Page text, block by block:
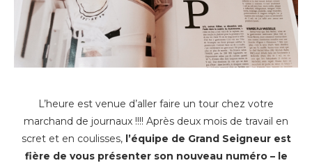
L’heure est venue d’aller faire un tour chez votre
marchand de journaux !!!! Après deux mois de travail en
scret et en coulisses, l’équipe de Grand Seigneur est
fière de vous présenter son nouveau numéro – le